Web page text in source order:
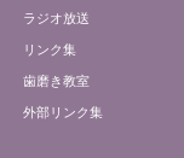
ラジオ放送
リンク集
歯磨き教室
外部リンク集